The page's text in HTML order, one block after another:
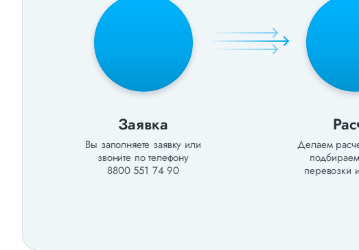
Заявка
Вы заполняете заявку или
звоните по телефону
8800 551 74 90
Делаем
перевозки